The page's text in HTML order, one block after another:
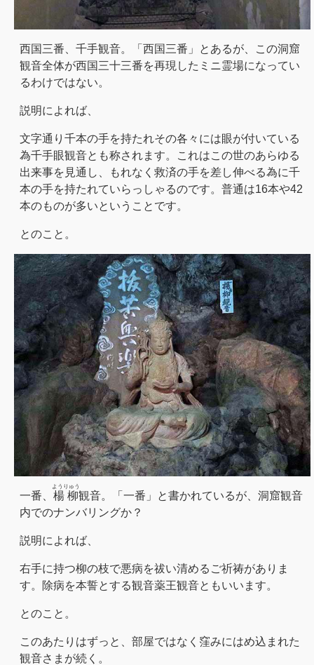
西国三番、千手観音。「西国三番」とあるが、この洞窟
観音全体が西国三十三番を再現したミニ霊場になってい
るわけではない。
説明によれば、
文字通り千本の手を持たれその各々には眼が付いている
為千手眼観音とも称されます。これはこの世のあらゆる
出来事を見通し、もれなく救済の手を差し伸べる為に千
本の手を持たれていらっしゃるのです。普通は16本や42
本のものが多いということです。
とのこと。
一番、 楊柳
ようりゅう
観音。「一番」と書かれているが、洞窟観音
内でのナンバリングか？
説明によれば、
右手に持つ柳の枝で悪病を祓い清めるご祈祷がありま
す。除病を本誓とする観音薬王観音ともいいます。
とのこと。
このあたりはずっと、部屋ではなく窪みにはめ込まれた
観音さまが続く。